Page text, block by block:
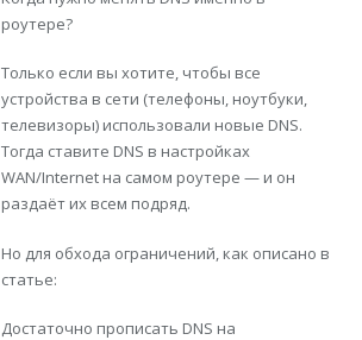
роутере?
Только если вы хотите, чтобы все
устройства в сети (телефоны, ноутбуки,
телевизоры) использовали новые DNS.
Тогда ставите DNS в настройках
WAN/Internet на самом роутере — и он
раздаёт их всем подряд.
Но для обхода ограничений, как описано в
статье:
Достаточно прописать DNS на